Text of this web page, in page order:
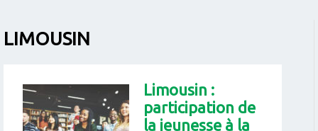
LIMOUSIN
Limousin :
participation de
la jeunesse à la